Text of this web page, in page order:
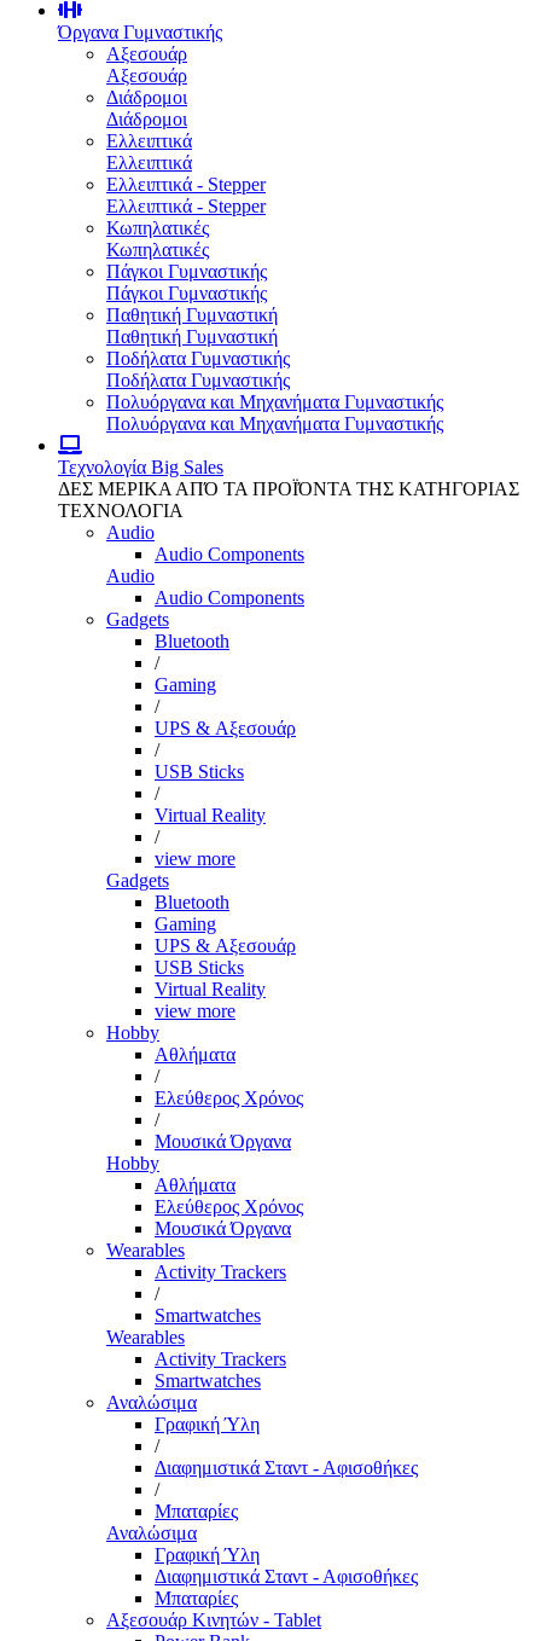
Όργανα Γυμναστικής
Αξεσουάρ
Αξεσουάρ
Διάδρομοι
Διάδρομοι
Ελλειπτικά
Ελλειπτικά
Ελλειπτικά - Stepper
Ελλειπτικά - Stepper
Κωπηλατικές
Κωπηλατικές
Πάγκοι Γυμναστικής
Πάγκοι Γυμναστικής
Παθητική Γυμναστική
Παθητική Γυμναστική
Ποδήλατα Γυμναστικής
Ποδήλατα Γυμναστικής
Πολυόργανα και Μηχανήματα Γυμναστικής
Πολυόργανα και Μηχανήματα Γυμναστικής
Τεχνολογία Big Sales
ΔΕΣ ΜΕΡΙΚΑ ΑΠΌ ΤΑ ΠΡΟΪΌΝΤΑ ΤΗΣ ΚΑΤΗΓΟΡΙΑΣ
ΤΕΧΝΟΛΟΓΙΑ
Audio
Audio Components
Audio
Audio Components
Gadgets
Bluetooth
/
Gaming
/
UPS & Αξεσουάρ
/
USB Sticks
/
Virtual Reality
/
view more
Gadgets
Bluetooth
Gaming
UPS & Αξεσουάρ
USB Sticks
Virtual Reality
view more
Hobby
Αθλήματα
/
Ελεύθερος Χρόνος
/
Μουσικά Όργανα
Hobby
Αθλήματα
Ελεύθερος Χρόνος
Μουσικά Όργανα
Wearables
Activity Trackers
/
Smartwatches
Wearables
Activity Trackers
Smartwatches
Αναλώσιμα
Γραφική Ύλη
/
Διαφημιστικά Σταντ - Αφισοθήκες
/
Μπαταρίες
Αναλώσιμα
Γραφική Ύλη
Διαφημιστικά Σταντ - Αφισοθήκες
Μπαταρίες
Αξεσουάρ Κινητών - Tablet